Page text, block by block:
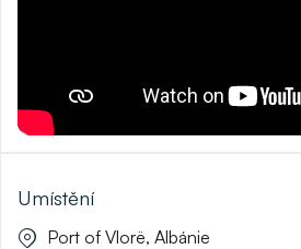
Umístění
Port of Vlorë, Albánie